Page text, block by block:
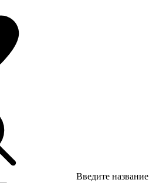
Введите название